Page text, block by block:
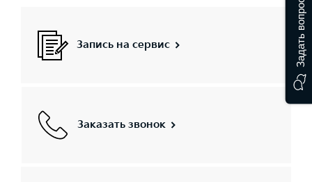
Запись на сервис
Заказать звонок
Задать вопрос